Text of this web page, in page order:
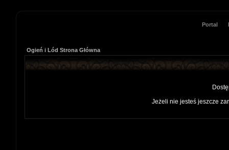
Portal
Ogień i Lód Strona Główna
Jeżeli nie jesteś jeszcze